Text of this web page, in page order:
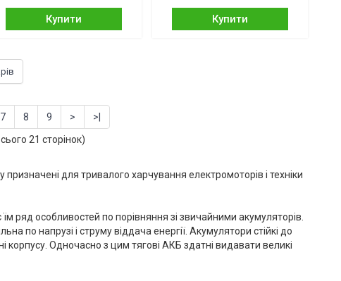
Купити Купити
7 8 9 >
>|
21 сторінок)
для тривалого харчування електромоторів і техніки
ряд особливостей по порівняння зі звичайними акумуляторів.
по напрузі і струму віддача енергії. Акумулятори стійкі до
корпусу. Одночасно з цим тягові АКБ здатні видавати великі